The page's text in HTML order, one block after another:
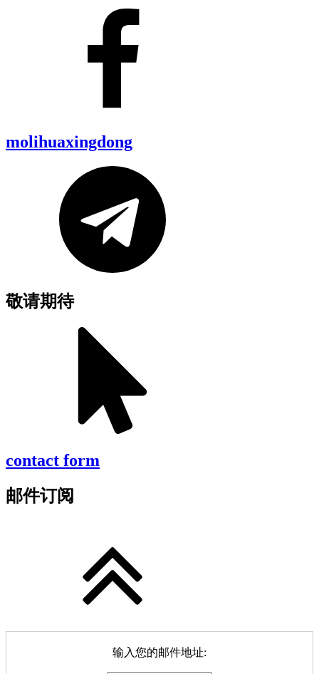
molihuaxingdong
敬请期待
contact form
邮件订阅
输入您的邮件地址: